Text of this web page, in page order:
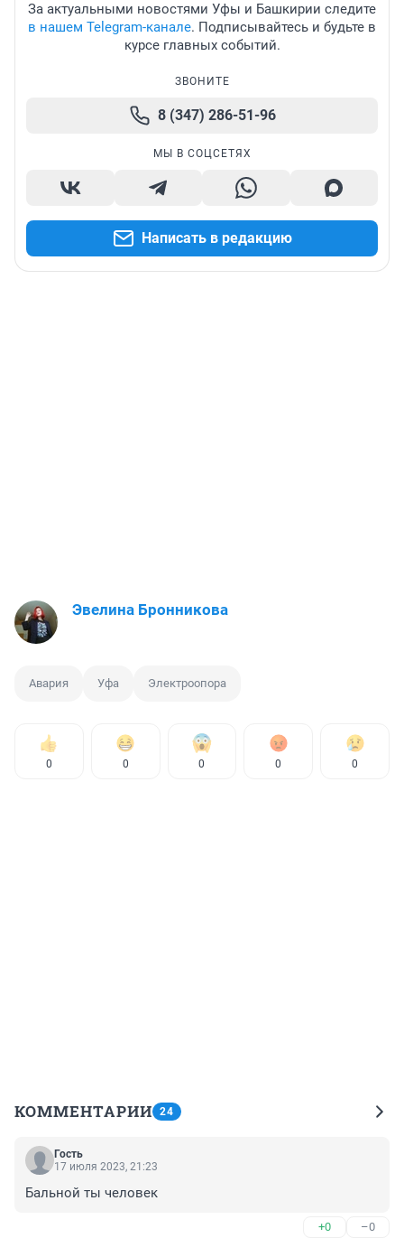
За актуальными новостями Уфы и Башкирии следите
в нашем Telegram-канале. Подписывайтесь и будьте в
курсе главных событий.
ЗВОНИТЕ
8 (347) 286-51-96
МЫ В СОЦСЕТЯХ
Написать в редакцию
Эвелина Бронникова
Авария Уфа Электроопора
0 0 0 0 0
КОММЕНТАРИИ 24
Гость
17 июля 2023, 21:23
Бальной ты человек
+0 –0